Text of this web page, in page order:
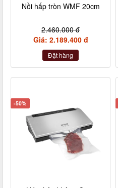
Nồi hấp tròn WMF 20cm
2.460.000 đ
Giá: 2.189.400 đ
Đặt hàng
-50%